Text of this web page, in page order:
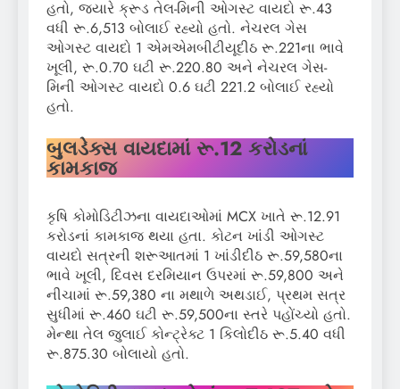
હતો, જ્યારે ક્રૂડ તેલ-મિની ઓગસ્ટ વાયદો રૂ.43
વધી રૂ.6,513 બોલાઈ રહ્યો હતો. નેચરલ ગેસ
ઓગસ્ટ વાયદો 1 એમએમબીટીયૂદીઠ રૂ.221ના ભાવે
ખૂલી, રૂ.0.70 ઘટી રૂ.220.80 અને નેચરલ ગેસ-
મિની ઓગસ્ટ વાયદો 0.6 ઘટી 221.2 બોલાઈ રહ્યો
હતો.
બુલડેક્સ વાયદામાં રૂ.12કરોડનાં
કામકાજ
કૃષિ કોમોડિટીઝના વાયદાઓમાં MCX ખાતે રૂ.12.91
કરોડનાં કામકાજ થયા હતા. કોટન ખાંડી ઓગસ્ટ
વાયદો સત્રની શરૂઆતમાં 1 ખાંડીદીઠ રૂ.59,580ના
ભાવે ખૂલી, દિવસ દરમિયાન ઉપરમાં રૂ.59,800 અને
નીચામાં રૂ.59,380 ના મથાળે અથડાઈ, પ્રથમ સત્ર
સુધીમાં રૂ.460 ઘટી રૂ.59,500ના સ્તરે પહોંચ્યો હતો.
મેન્થા તેલ જુલાઈ કોન્ટ્રેક્ટ 1 કિલોદીઠ રૂ.5.40 વધી
રૂ.875.30 બોલાયો હતો.